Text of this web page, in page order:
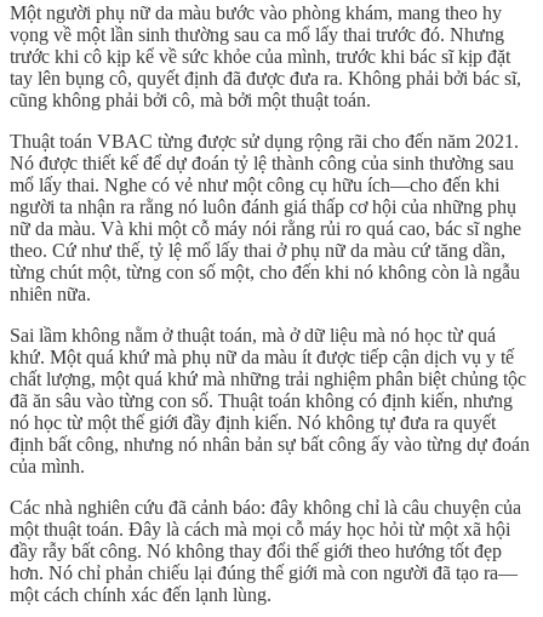
Một người phụ nữ da màu bước vào phòng khám, mang theo hy
vọng về một lần sinh thường sau ca mổ lấy thai trước đó. Nhưng
trước khi cô kịp kể về sức khỏe của mình, trước khi bác sĩ kịp đặt
tay lên bụng cô, quyết định đã được đưa ra. Không phải bởi bác sĩ,
cũng không phải bởi cô, mà bởi một thuật toán.
Thuật toán VBAC từng được sử dụng rộng rãi cho đến năm 2021.
Nó được thiết kế để dự đoán tỷ lệ thành công của sinh thường sau
mổ lấy thai. Nghe có vẻ như một công cụ hữu ích—cho đến khi
người ta nhận ra rằng nó luôn đánh giá thấp cơ hội của những phụ
nữ da màu. Và khi một cỗ máy nói rằng rủi ro quá cao, bác sĩ nghe
theo. Cứ như thế, tỷ lệ mổ lấy thai ở phụ nữ da màu cứ tăng dần,
từng chút một, từng con số một, cho đến khi nó không còn là ngẫu
nhiên nữa.
Sai lầm không nằm ở thuật toán, mà ở dữ liệu mà nó học từ quá
khứ. Một quá khứ mà phụ nữ da màu ít được tiếp cận dịch vụ y tế
chất lượng, một quá khứ mà những trải nghiệm phân biệt chủng tộc
đã ăn sâu vào từng con số. Thuật toán không có định kiến, nhưng
nó học từ một thế giới đầy định kiến. Nó không tự đưa ra quyết
định bất công, nhưng nó nhân bản sự bất công ấy vào từng dự đoán
của mình.
Các nhà nghiên cứu đã cảnh báo: đây không chỉ là câu chuyện của
một thuật toán. Đây là cách mà mọi cỗ máy học hỏi từ một xã hội
đầy rẫy bất công. Nó không thay đổi thế giới theo hướng tốt đẹp
hơn. Nó chỉ phản chiếu lại đúng thế giới mà con người đã tạo ra—
một cách chính xác đến lạnh lùng.